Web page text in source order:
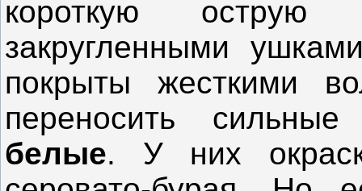
короткую
закругленными
покрыты жесткими
переносить
белые. У них